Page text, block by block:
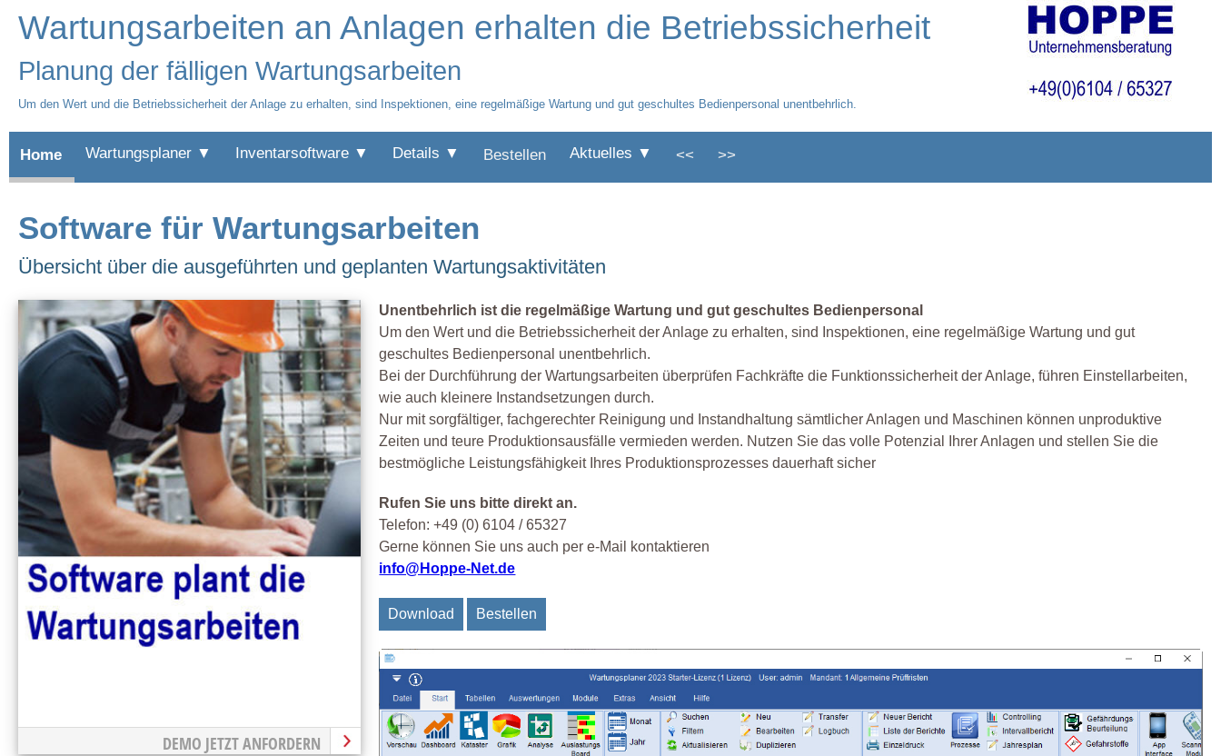
Wartungsarbeiten an Anlagen erhalten die Betriebssicherheit
Planung der fälligen Wartungsarbeiten
Um den Wert und die Betriebssicherheit der Anlage zu erhalten, sind Inspektionen, eine regelmäßige Wartung und gut geschultes Bedienpersonal unentbehrlich.
Home Wartungsplaner ▼ Inventarsoftware ▼ Details ▼ Bestellen Aktuelles ▼ << >>
Software für Wartungsarbeiten
Übersicht über die ausgeführten und geplanten Wartungsaktivitäten
DEMO JETZT ANFORDERN
Unentbehrlich ist die regelmäßige Wartung und gut geschultes Bedienpersonal
Um den Wert und die Betriebssicherheit der Anlage zu erhalten, sind Inspektionen, eine regelmäßige Wartung und gut
geschultes Bedienpersonal unentbehrlich.
Bei der Durchführung der Wartungsarbeiten überprüfen Fachkräfte die Funktionssicherheit der Anlage, führen Einstellarbeiten,
wie auch kleinere Instandsetzungen durch.
Nur mit sorgfältiger, fachgerechter Reinigung und Instandhaltung sämtlicher Anlagen und Maschinen können unproduktive
Zeiten und teure Produktionsausfälle vermieden werden. Nutzen Sie das volle Potenzial Ihrer Anlagen und stellen Sie die
bestmögliche Leistungsfähigkeit Ihres Produktionsprozesses dauerhaft sicher
Rufen Sie uns bitte direkt an.
Telefon: +49 (0) 6104 / 65327
Gerne können Sie uns auch per e-Mail kontaktieren
info@Hoppe-Net.de
Download Bestellen